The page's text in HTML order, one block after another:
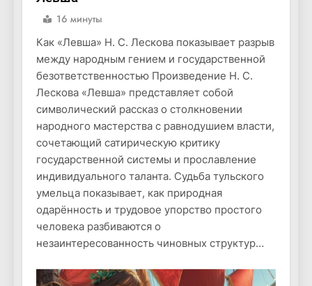
16 минуты
Как «Левша» Н. С. Лескова показывает разрыв
между народным гением и государственной
безответственностью Произведение Н. С.
Лескова «Левша» представляет собой
символический рассказ о столкновении
народного мастерства с равнодушием власти,
сочетающий сатирическую критику
государственной системы и прославление
индивидуального таланта. Судьба тульского
умельца показывает, как природная
одарённость и трудовое упорство простого
человека разбиваются о
незаинтересованность чиновных структур…